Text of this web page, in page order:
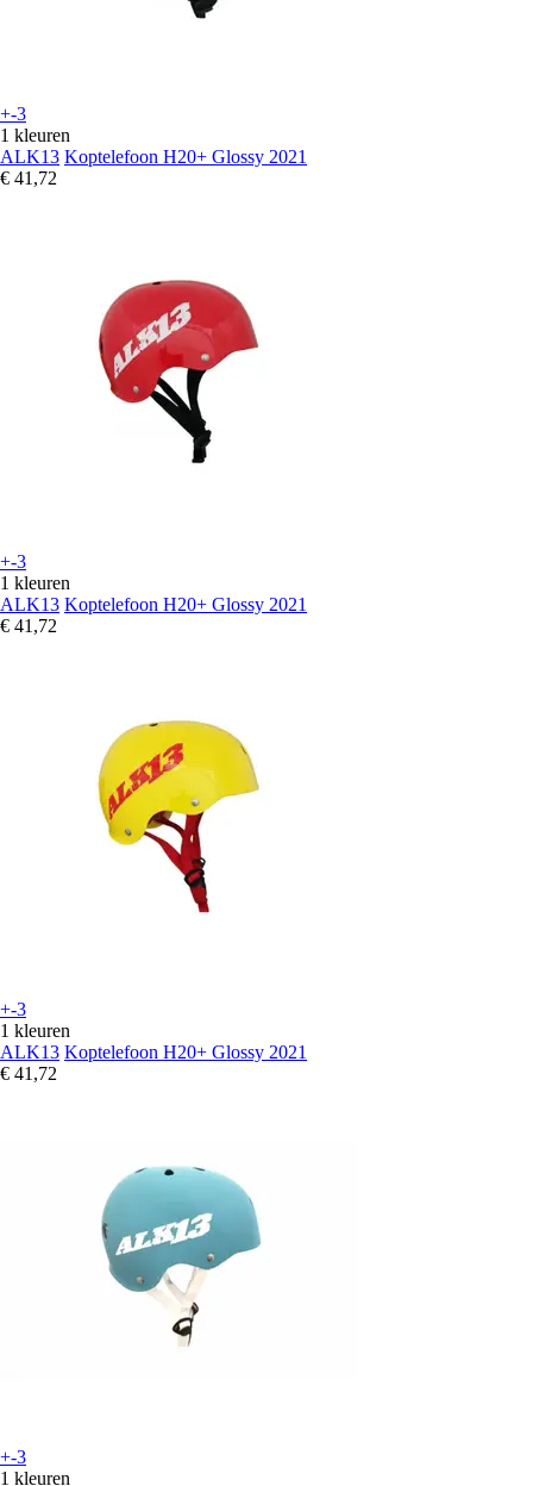
+-3
1 kleuren
ALK13 Koptelefoon H20+ Glossy 2021
€ 41,72
+-3
1 kleuren
ALK13 Koptelefoon H20+ Glossy 2021
€ 41,72
+-3
1 kleuren
ALK13 Koptelefoon H20+ Glossy 2021
€ 41,72
+-3
1 kleuren